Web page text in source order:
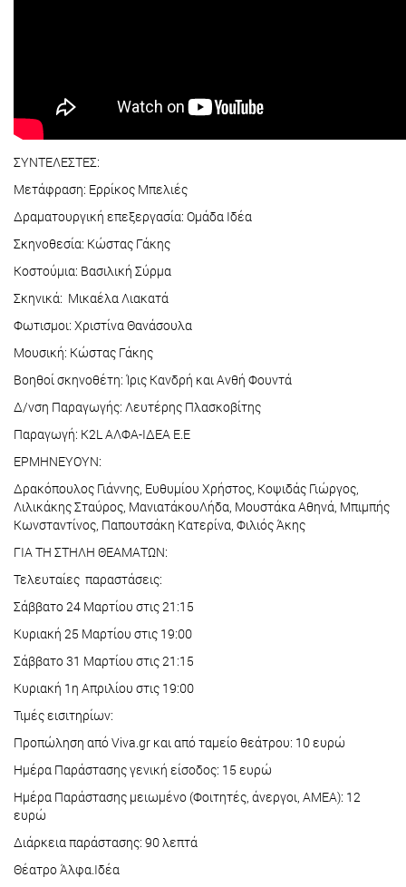
ΣΥΝΤΕΛΕΣΤΕΣ:
Μετάφραση: Ερρίκος Μπελιές
Δραματουργική επεξεργασία: Ομάδα Ιδέα
Σκηνοθεσία: Κώστας Γάκης
Κοστούμια: Βασιλική Σύρμα
Σκηνικά: Μικαέλα Λιακατά
Φωτισμοι: Χριστίνα Θανάσουλα
Μουσική: Κώστας Γάκης
Βοηθοί σκηνοθέτη: Ίρις Κανδρή και Ανθή Φουντά
Δ/νση Παραγωγής: Λευτέρης Πλασκοβίτης
Παραγωγή: K2L ΑΛΦΑ-ΙΔΕΑ Ε.Ε
ΕΡΜΗΝΕΥΟΥΝ:
Δρακόπουλος Γιάννης, Ευθυμίου Χρήστος, Κοψιδάς Γιώργος,
Λιλικάκης Σταύρος, ΜανιατάκουΛήδα, Μουστάκα Αθηνά, Μπιμπής
Κωνσταντίνος, Παπουτσάκη Κατερίνα, Φιλιός Άκης
ΓΙΑ ΤΗ ΣΤΗΛΗ ΘΕΑΜΑΤΩΝ:
Τελευταίες παραστάσεις:
Σάββατο 24 Μαρτίου στις 21:15
Κυριακή 25 Μαρτίου στις 19:00
Σάββατο 31 Μαρτίου στις 21:15
Κυριακή 1η Απριλίου στις 19:00
Τιμές εισιτηρίων:
Προπώληση από Viva.gr και από ταμείο θεάτρου: 10 ευρώ
Ημέρα Παράστασης γενική είσοδος: 15 ευρώ
Ημέρα Παράστασης μειωμένο (Φοιτητές, άνεργοι, ΑΜΕΑ): 12
ευρώ
Διάρκεια παράστασης: 90 λεπτά
Θέατρο Άλφα.Ιδέα